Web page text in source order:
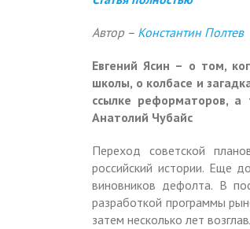
Автор – Константин Полтев
Евгений Ясин – о том,
школы, о колбасе и
ссылке реформаторов,
Анатолий Чубайс
Переход советской
российский истории. Еще
виновников дефолта. В
разработкой программы
затем несколько лет